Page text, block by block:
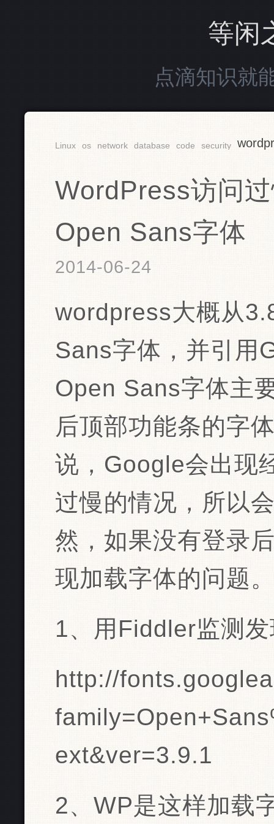
等闲
点滴知识就
Linux os network database code security
WordPress访问
Open Sans字体
2014-06-24
wordpress大概从
Sans字体，并引用
Open Sans字体主
后顶部功能条的字
说，Google会出现
过慢的情况，所以
然，如果没有登录
现加载字体的问题
1、用Fiddler监测
http://
ext&ver=3.9.1
2、WP是这样加载